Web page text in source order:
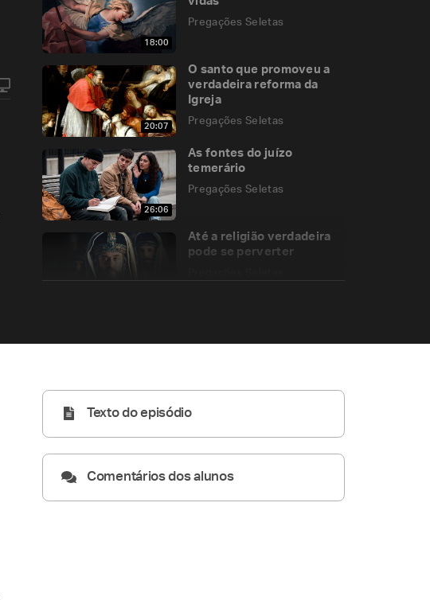
18:00
Pregações Seletas
20:07
O santo que promoveu a
verdadeira reforma da
Igreja
Pregações Seletas
26:06
As fontes do juízo
temerário
Pregações Seletas
Até a religião verdadeira
pode se perverter
Texto do episódio
Comentários dos alunos